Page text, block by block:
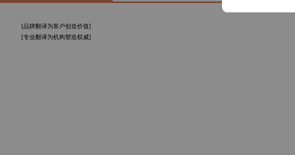
[品牌翻译为客户创造价值]
[专业翻译为机构塑造权威]